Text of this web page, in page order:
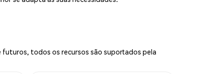
futuros, todos os recursos são suportados pela